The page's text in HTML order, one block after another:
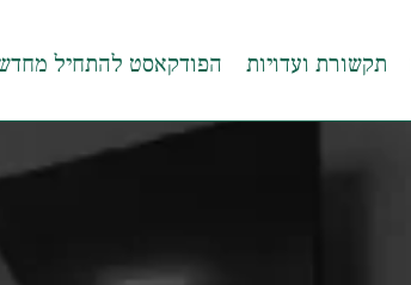
תקשורת ועדויות הפודקאסט להתחיל